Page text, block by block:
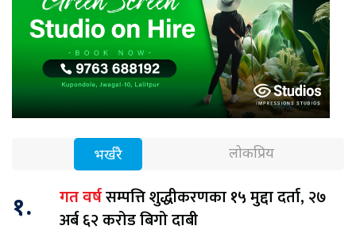
भर्खरै लोकप्रिय
१. गत वर्षसम्पत्ति शुद्धीकरणका १५ मुद्दा दर्ता, २७
अर्ब ६२ करोड बिगो दाबी